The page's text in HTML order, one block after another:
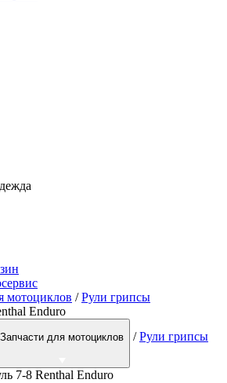
мотоциклов /Рули грипсы
Enduro
Запчасти для мотоциклов / Рули грипсы
7-8 Renthal Enduro